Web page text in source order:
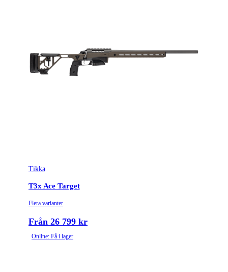
Tikka
T3x Ace Target
Flera varianter
Från 26 799 kr
Online: Få i lager